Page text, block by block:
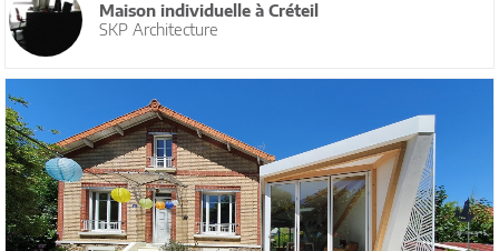
Maison individuelle à Créteil
SKP Architecture